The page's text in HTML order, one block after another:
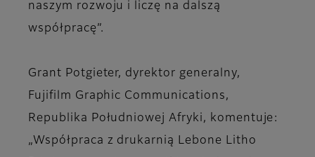
naszym rozwoju i liczę na dalszą
współpracę”.
Grant Potgieter, dyrektor generalny,
Fujifilm Graphic Communications,
Republika Południowej Afryki, komentuje:
„Współpraca z drukarnią Lebone Litho